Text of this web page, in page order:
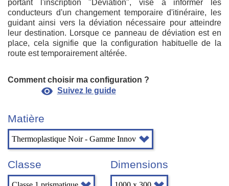
portant l'inscription "Déviation", vise à informer les
conducteurs d'un changement temporaire d'itinéraire, les
guidant ainsi vers la déviation nécessaire pour atteindre
leur destination. Lorsque ce panneau de déviation est en
place, cela signifie que la configuration habituelle de la
route est temporairement altérée.
Comment choisir ma configuration ?
visibility Suivez le guide
Matière
Classe Dimensions